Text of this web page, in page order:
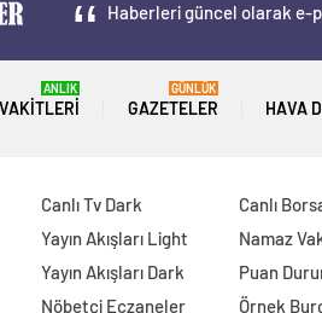
Haberleri güncel olarak e-
ANLIK
GAZETELER
GÜNLÜK
HAVA
Canlı Tv Dark
Yayın Akışları Light
Yayın Akışları Dark
Nöbetçi Eczaneler
Canlı
Namaz
Puan
Örnek